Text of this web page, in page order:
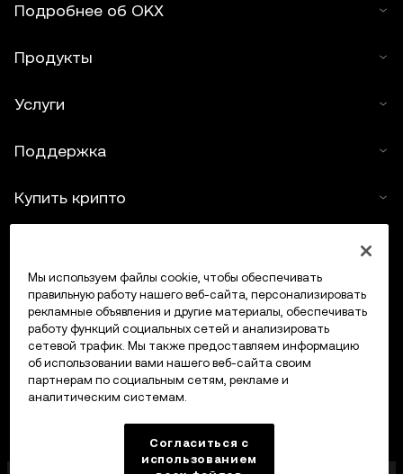
Подробнее об OKX
Продукты
Услуги
Поддержка
Купить крипто
Трейдинг
Мы используем файлы cookie, чтобы обеспечивать
правильную работу нашего веб-сайта, персонализировать
рекламные объявления и другие материалы, обеспечивать
работу функций социальных сетей и анализировать
сетевой трафик. Мы также предоставляем информацию
об использовании вами нашего веб-сайта своим
партнерам по социальным сетям, рекламе и
аналитическим системам.
Согласиться с
использованием